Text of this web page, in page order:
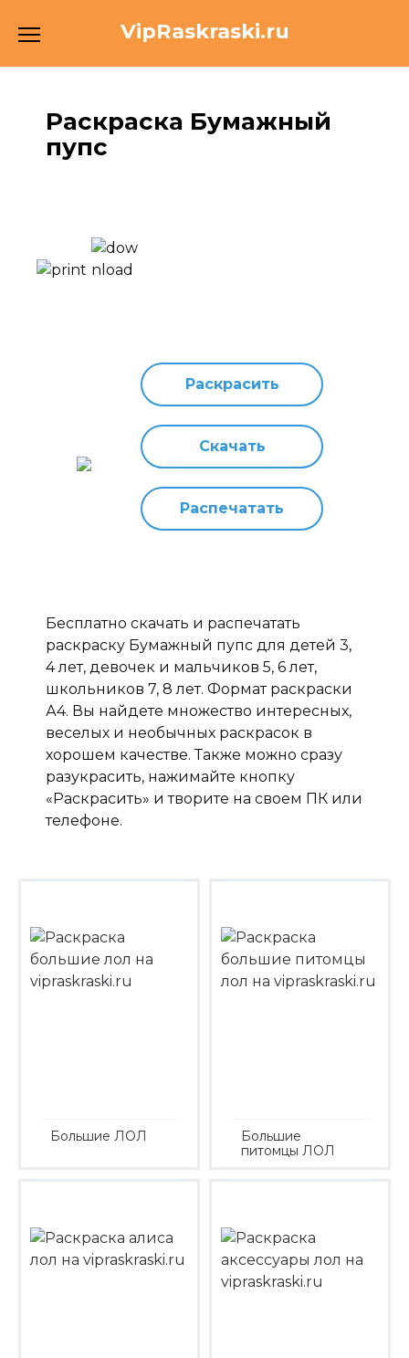
VipRaskraski.ru
Раскраска Бумажный
пупс
Раскрасить
Скачать
Распечатать
Бесплатно скачать и распечатать
раскраску Бумажный пупс для детей 3,
4 лет, девочек и мальчиков 5, 6 лет,
школьников 7, 8 лет. Формат раскраски
А4. Вы найдете множество интересных,
веселых и необычных раскрасок в
хорошем качестве. Также можно сразу
разукрасить, нажимайте кнопку
«Раскрасить» и творите на своем ПК или
телефоне.
Большие ЛОЛ
Большие
питомцы ЛОЛ